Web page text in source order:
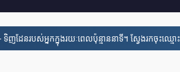
ដែនរបស់អ្នកក្នុងរយៈពេលប៉ុន្មាននាទី។ ស្វែងរកចុះឈ្មោះ